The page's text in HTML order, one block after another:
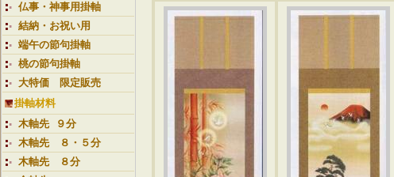
仏事・神事用掛軸
結納・お祝い用
端午の節句掛軸
桃の節句掛軸
大特価 限定販売
掛軸材料
木軸先 ９分
木軸先 ８・５分
木軸先 ８分